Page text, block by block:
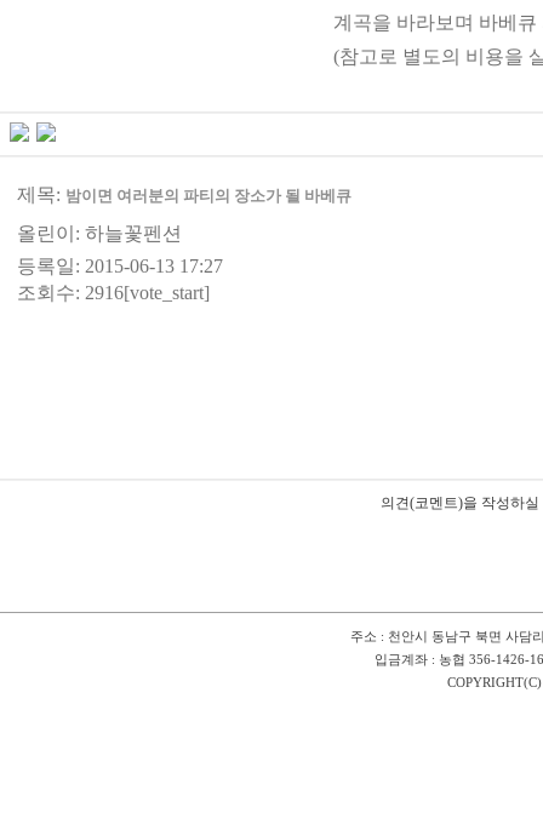
계곡을 바라보며 바베큐
(참고로 별도의 비용을
제목: 밤이면 여러분의 파티의 장소가 될 바베큐
올린이: 하늘꽃펜션
등록일: 2015-06-13 17:27
조회수: 2916[vote_start]
의견(코멘트)을 작성하
주소 : 천안시 동남구 북면 사담
입금계좌 : 농협 356-1426-